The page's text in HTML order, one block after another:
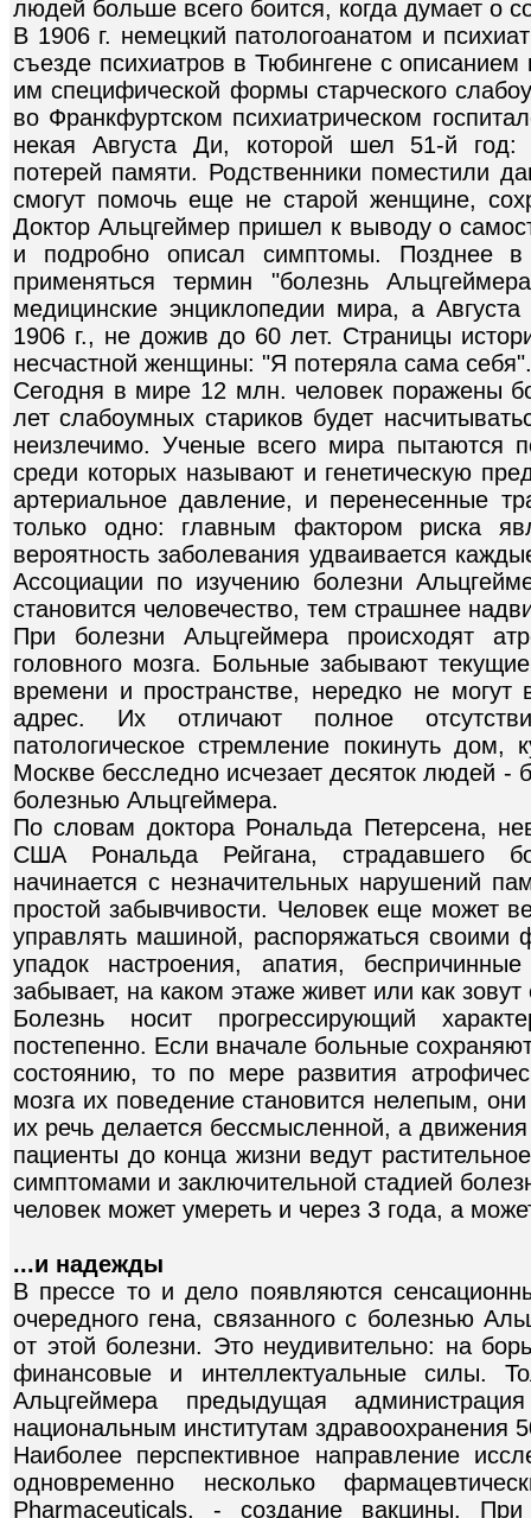
людей больше всего боится, когда думает о
В 1906 г. немецкий патологоанатом и
съезде психиатров в Тюбингене с
им специфической формы старческого
во Франкфуртском психиатрическом
некая Августа Ди, которой шел 51-й год:
потерей памяти. Родственники поместили
смогут помочь еще не старой женщине,
Доктор Альцгеймер пришел к выводу о
и подробно описал симптомы. Позднее в
применяться термин "болезнь
медицинские энциклопедии мира, а
1906 г., не дожив до 60 лет. Страницы
несчастной женщины: "Я потеряла сама себя".
Сегодня в мире 12 млн. человек поражены
лет слабоумных стариков будет
неизлечимо. Ученые всего мира пытаются
среди которых называют и генетическую
артериальное давление, и перенесенные
только одно: главным фактором риска
вероятность заболевания удваивается
Ассоциации по изучению болезни
становится человечество, тем страшнее
При болезни Альцгеймера происходят
головного мозга. Больные забывают
времени и пространстве, нередко не
адрес. Их отличают полное
патологическое стремление покинуть дом,
Москве бесследно исчезает десяток людей
болезнью Альцгеймера.
По словам доктора Рональда Петерсена,
США Рональда Рейгана, страдавшего
начинается с незначительных нарушений
простой забывчивости. Человек еще может
управлять машиной, распоряжаться своими
упадок настроения, апатия,
забывает, на каком этаже живет или как
Болезнь носит прогрессирующий
постепенно. Если вначале больные
состоянию, то по мере развития
мозга их поведение становится нелепым,
их речь делается бессмысленной, а
пациенты до конца жизни ведут
симптомами и заключительной стадией
человек может умереть и через 3 года, а
...и надежды
В прессе то и дело появляются
очередного гена, связанного с болезнью
от этой болезни. Это неудивительно: на
финансовые и интеллектуальные силы.
Альцгеймера предыдущая
национальным институтам здравоохранения
Наиболее перспективное направление
одновременно несколько
Pharmaceuticals, - создание вакцины.